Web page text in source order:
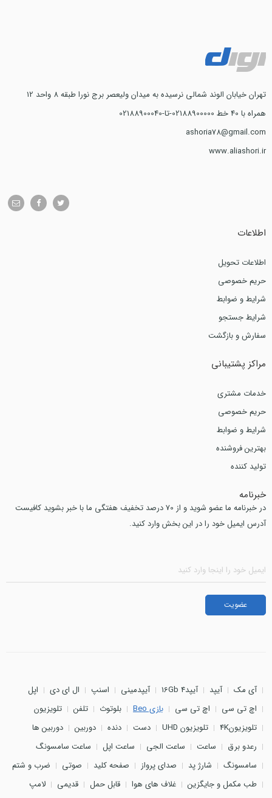
تهران خیابان الوند شمالی نرسیده به میدان ولیعصر برج نورا طبقه 8 واحد 12
همراه با 40 خط 02188900000-تا-02188900040
ashoria78@gmail.com
www.aliashori.ir
اطلاعات
اطلاعات تحویل
حریم خصوصی
شرایط و ضوابط
شرایط جستجو
سفارش و بازگشت
مراکز پشتیبانی
خدمات مشتری
حریم خصوصی
شرایط و ضوابط
بهترین فروشنده
تولید کننده
خبرنامه
در خبرنامه ما عضو شوید و از 70 درصد تخفیف هفتگی ما با خبر بشوید کافیست
آدرس ایمیل خود را در این بخش وارد کنید.
آی مک آیپد آیپد4 16Gb آیپدمینی اسنپ ال ای دی
اپل
اچ تی سی
اچ تی سی بازی Beo بلوتوث تلفن
تلویزیون
تلویزیون4K
تلویزیون UHD دست دنده دوربین
دوربین ها
رعدو برق
ساعت ساعت الجی ساعت اپل
ساعت سامسونگ
سامسونگ
شارژ پد صدای پرواز صفحه کلید صوتی
ضرب و شتم
طب مکمل و جایگزین
غلاف های هوا قابل حمل قدیمی
لامپ